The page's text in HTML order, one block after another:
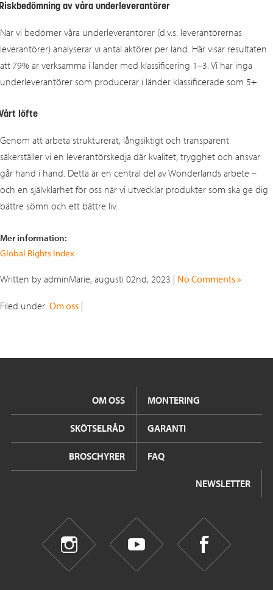
av våra underleverantörer
När vi bedömer våra underleverantörer (d.v.s. leverantörernas
leverantörer) analyserar vi antal aktörer per land. Här visar resultaten
att 79% är verksamma i länder med klassificering 1–3. Vi har inga
underleverantörer som producerar i länder klassificerade som 5+.
löfte
Genom att arbeta strukturerat, långsiktigt och transparent
säkerställer vi en leverantörskedja där kvalitet, trygghet och ansvar
går hand i hand. Detta är en central del av Wonderlands arbete –
och en självklarhet för oss när vi utvecklar produkter som ska ge dig
bättre sömn och ett bättre liv.
Mer information:
Global Rights Index
Written by adminMarie, augusti 02nd, 2023 | No Comments »
Filed under: Om oss |
OM OSS MONTERING
SKÖTSELRÅD GARANTI
BROSCHYRER FAQ
NEWSLETTER